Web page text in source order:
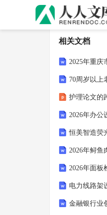
相关文档
护理论文的
电力线路架